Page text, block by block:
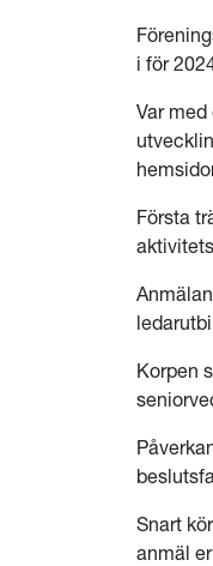
i för
Var
Första
Korpen
Snart
anmäl